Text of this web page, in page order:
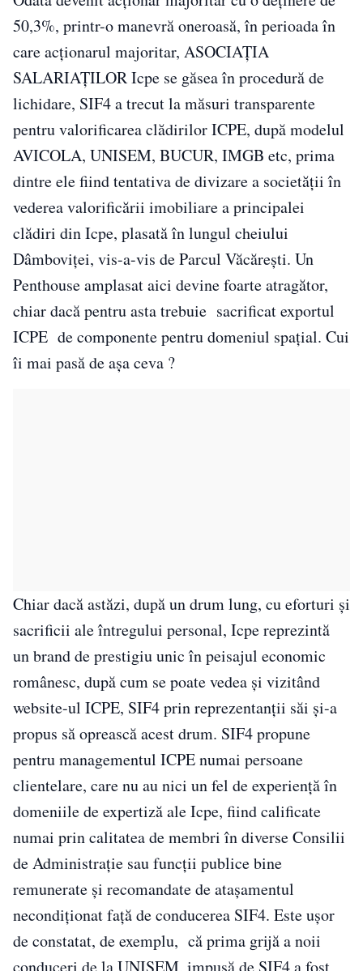
50,3%, printr-o manevră oneroasă, în perioada în
care acționarul majoritar, ASOCIAȚIA
SALARIAȚILOR Icpe se găsea în procedură de
lichidare, SIF4 a trecut la măsuri transparente
pentru valorificarea clădirilor ICPE, după modelul
AVICOLA, UNISEM, BUCUR, IMGB etc, prima
dintre ele fiind tentativa de divizare a societății în
vederea valorificării imobiliare a principalei
clădiri din Icpe, plasată în lungul cheiului
Dâmboviței, vis-a-vis de Parcul Văcărești. Un
Penthouse amplasat aici devine foarte atragător,
chiar dacă pentru asta trebuie sacrificat exportul
ICPE de componente pentru domeniul spațial. Cui
îi mai pasă de așa ceva ?
Chiar dacă astăzi, după un drum lung, cu eforturi și
sacrificii ale întregului personal, Icpe reprezintă
un brand de prestigiu unic în peisajul economic
românesc, după cum se poate vedea și vizitând
website-ul ICPE, SIF4 prin reprezentanții săi și-a
propus să oprească acest drum. SIF4 propune
pentru managementul ICPE numai persoane
clientelare, care nu au nici un fel de experiență în
domeniile de expertiză ale Icpe, fiind calificate
numai prin calitatea de membri în diverse Consilii
de Administrație sau funcții publice bine
remunerate și recomandate de atașamentul
necondiționat față de conducerea SIF4. Este ușor
de constatat, de exemplu, că prima grijă a noii